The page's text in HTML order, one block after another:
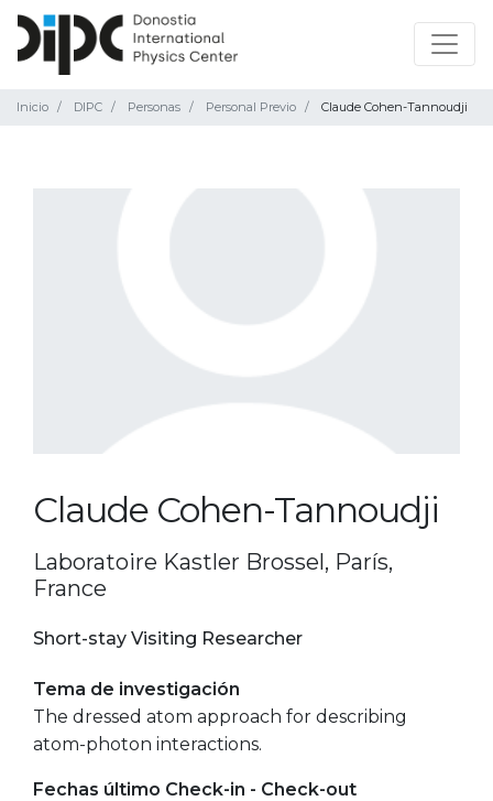
Inicio DIPC Personas Personal Previo Claude Cohen-Tannoudji
Claude Cohen-Tannoudji
Laboratoire Kastler Brossel, París,
France
Short-stay Visiting Researcher
Tema de investigación
The dressed atom approach for describing
atom-photon interactions.
Fechas último Check-in - Check-out